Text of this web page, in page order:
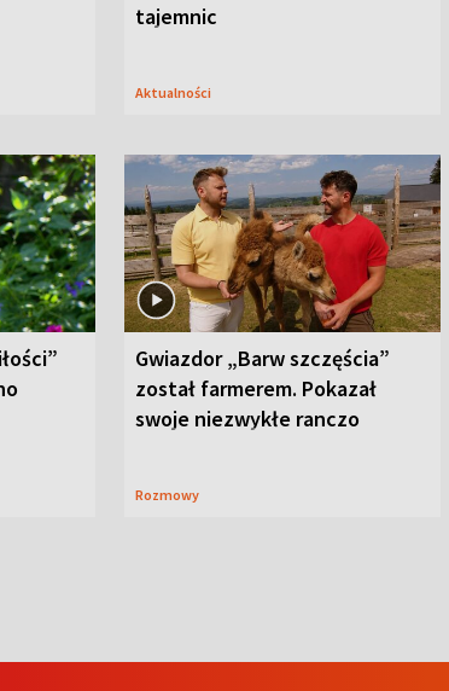
tajemnic
Aktualności
Gwiazdor „Barw szczęścia”
został farmerem. Pokazał
swoje niezwykłe ranczo
Rozmowy